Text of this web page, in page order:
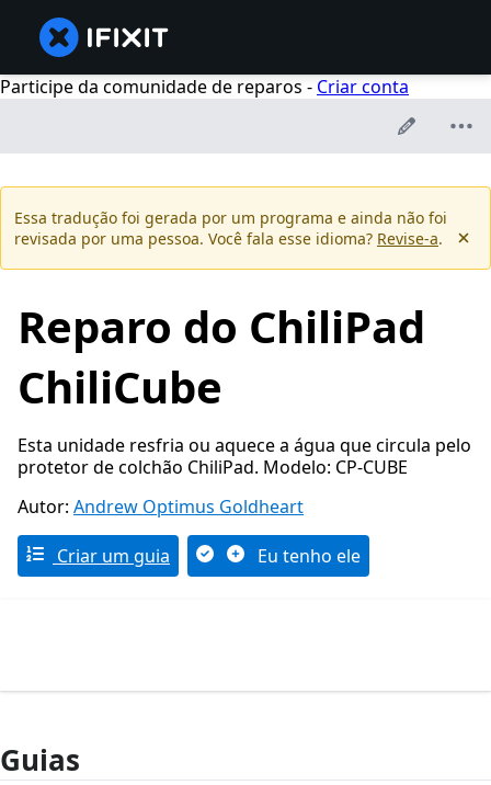
Participe da comunidade de reparos - Criar conta
Essa tradução foi gerada por um programa e ainda não foi
revisada por uma pessoa. Você fala esse idioma? Revise-a.
Reparo do ChiliPad
ChiliCube
Esta unidade resfria ou aquece a água que circula pelo
protetor de colchão ChiliPad. Modelo: CP-CUBE
Autor: Andrew Optimus Goldheart
Criar um guia Eu tenho ele
Guias